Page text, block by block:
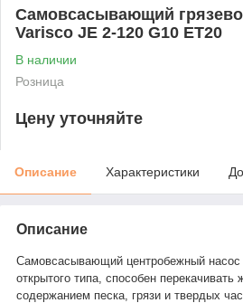
Самовсасывающий
Varisco JE 2-120 G10 ET20
В наличии
Розница
Цену уточняйте
Описание Характеристики
Описание
Самовсасывающий центробежный насос
открытого типа, способен
содержанием песка, грязи и твердых